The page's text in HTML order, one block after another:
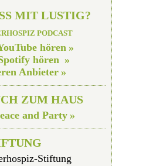
MIT LUSTIG?
PODCAST
hören
hören
Anbieter
ZUM HAUS
Stiftung